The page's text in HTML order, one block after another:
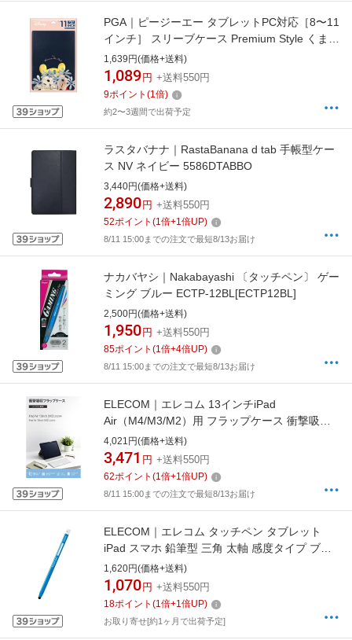
PGA｜ピージーエー タブレットPC対応［8〜11
インチ］ スリーブケース Premium Style くまの
プーさん PG-DIC826POO
1,639円(価格+送料)
1,089 円 +送料550円
9ポイント (1倍)
約2〜3週間で出荷予定
ラスタバナナ｜RastaBanana d tab 手帳型ケー
ス NV ネイビー 5586DTABBO
3,440円(価格+送料)
2,890 円 +送料550円
52ポイント (1倍+1倍UP)
8/11 15:00までの注文で最短8/13お届け
ナカバヤシ｜Nakabayashi 〔タッチペン〕 ゲー
ミング ブルー ECTP-12BL[ECTP12BL]
2,500円(価格+送料)
1,950 円 +送料550円
85ポイント (1倍+4倍UP)
8/11 15:00までの注文で最短8/13お届け
ELECOM｜エレコム 13インチiPad
Air（M4/M3/M2）用 フラップケース 衝撃吸収
Pencil収納 スリープ対応 ネイビー TB-
A25XSANV
4,021円(価格+送料)
3,471 円 +送料550円
62ポイント (1倍+1倍UP)
8/11 15:00までの注文で最短8/13お届け
ELECOM｜エレコム タッチペン タブレット
iPad スマホ 鉛筆型 三角 太軸 感度タイプ ブル
ー タブレット学習 学校 子供 キッズ ブルー P-
TPEN02SBU
1,620円(価格+送料)
1,070 円 +送料550円
18ポイント (1倍+1倍UP)
お取り寄せ[約1ヶ月で出荷予定]